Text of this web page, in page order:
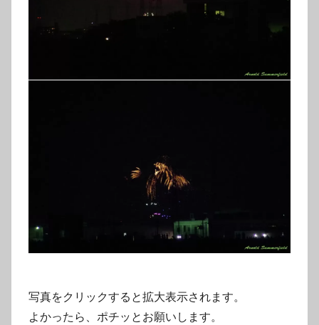
写真をクリックすると拡大表示されます。
よかったら、ポチッとお願いします。